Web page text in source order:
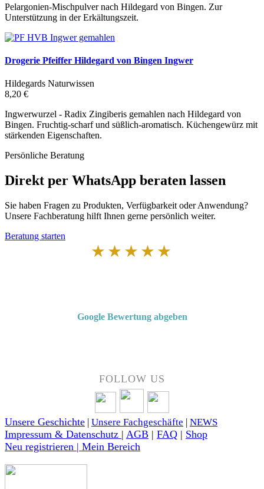
Pelargonien-Mischpulver nach Hildegard von Bingen. Zur
Unterstützung in der Erkältungszeit.
Drogerie Pfeiffer Hildegard von Bingen Ingwer
Hildegards Naturwissen
8,20 €
Ingwerwurzel - Radix Zingiberis gemahlen nach Hildegard von
Bingen. Fruchtig-scharf und süßlich-aromatisch. Küchengewürz mit
stärkenden Eigenschaften.
Persönliche Beratung
Direkt per WhatsApp beraten lassen
Sie haben Fragen zu Produkten, Verfügbarkeit oder Anwendung?
Unsere Fachberatung hilft Ihnen gerne persönlich weiter.
Beratung starten
★★★★★
Google Bewertung abgeben
FOLLOW US
Unsere Geschichte | Unsere Fachgeschäfte | NEWS
Impressum & Datenschutz | AGB | FAQ | Shop
Neu registrieren | Mein Bereich